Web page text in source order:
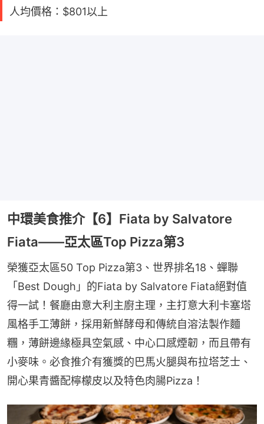
人均價格：$801以上
中環美食推介【6】Fiata by Salvatore
Fiata——亞太區Top Pizza第3
榮獲亞太區50 Top Pizza第3、世界排名18、蟬聯
「Best Dough」的Fiata by Salvatore Fiata絕對值
得一試！餐廳由意大利主廚主理，主打意大利卡塞塔
風格手工薄餅，採用新鮮酵母和傳統自溶法製作麵
糰，薄餅邊緣極具空氣感、中心口感煙韌，而且帶有
小麥味。必食推介有獲獎的巴馬火腿與布拉塔芝士、
開心果青醬配檸檬皮以及特色肉腸Pizza！